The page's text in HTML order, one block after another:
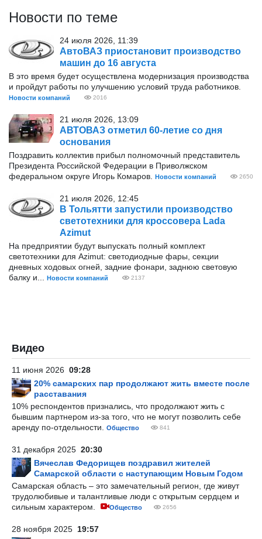
Новости по теме
24 июля 2026, 11:39
АвтоВАЗ приостановит производство
машин до 16 августа
В это время будет осуществлена модернизация производства
и пройдут работы по улучшению условий труда работников.
Новости компаний 2016
21 июля 2026, 13:09
АВТОВАЗ отметил 60-летие со дня
основания
Поздравить коллектив прибыл полномочный представитель
Президента Российской Федерации в Приволжском
федеральном округе Игорь Комаров.
Новости компаний 2650
21 июля 2026, 12:45
В Тольятти запустили производство
светотехники для кроссовера Lada
Azimut
На предприятии будут выпускать полный комплект
светотехники для Azimut: светодиодные фары, секции
дневных ходовых огней, задние фонари, заднюю световую
балку и...
Новости компаний 2137
Видео
11 июня 2026 09:28
20% самарских пар продолжают жить вместе после
расставания
10% респондентов признались, что продолжают жить с
бывшим партнером из-за того, что не могут позволить себе
аренду по-отдельности.
Общество 841
31 декабря 2025 20:30
Вячеслав Федорищев поздравил жителей
Самарской области с наступающим Новым Годом
Самарская область – это замечательный регион, где живут
трудолюбивые и талантливые люди с открытым сердцем и
сильным характером.
Общество 2656
28 ноября 2025 19:57